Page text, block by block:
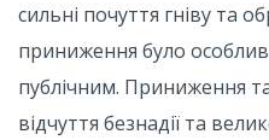
сильні почуття гніву та
приниження було
публічним. Приниження
відчуття безнадії та